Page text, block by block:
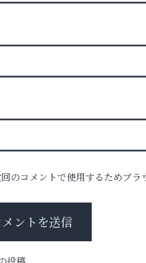
が変われば、成績は変わる。
屋浜皮膚科クリニック
のコメントで使用するためブラ